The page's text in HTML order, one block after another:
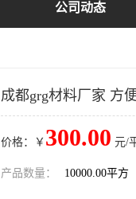
公司动态
成都grg材料厂家 方
价格：￥ 300.00 元/
产品数量： 10000.00平方